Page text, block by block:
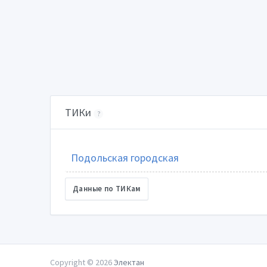
ТИКи ?
Подольская городская
Данные по ТИКам
Copyright © 2026Электан